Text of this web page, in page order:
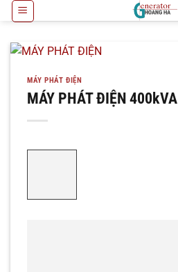
qua
nội
MÁY PHÁT ĐIỆN
MÁY PHÁT ĐIỆN 400kVA